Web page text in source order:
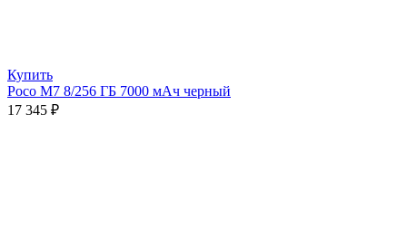
Купить
Poco M7 8/256 ГБ 7000 мАч черный
17 345 ₽